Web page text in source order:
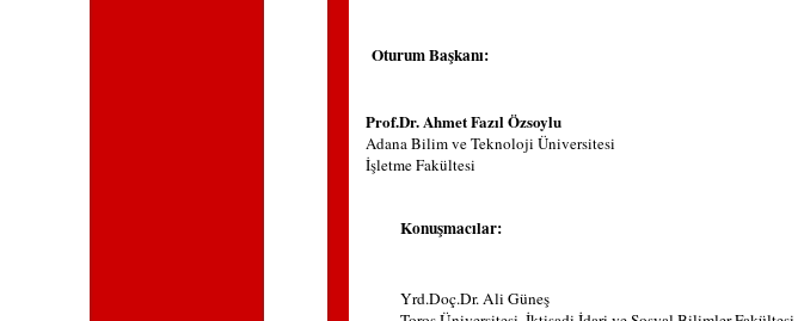
Oturum Başkanı:
Prof.Dr.Ahmet Fazıl Özsoylu
Adana Bilim ve Teknoloji Üniversitesi
İşletme Fakültesi
Konuşmacılar:
Yrd.Doç.Dr. Ali Güneş